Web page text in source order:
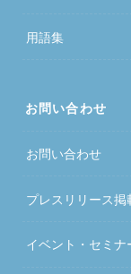
用語集
お問い合わせ
お問い合わせ
プレスリリース掲
イベント・セミ